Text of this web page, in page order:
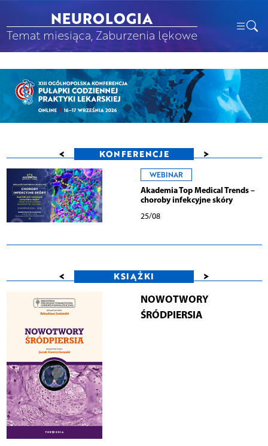
NEUROLOGIA
Temat miesiąca, Zaburzenia lękowe
< KONFERENCJE >
WEBINAR
Akademia Top Medical Trends –
choroby infekcyjne skóry
25/08
< KSIĄŻKI >
NOWOTWORY
ŚRÓDPIERSIA